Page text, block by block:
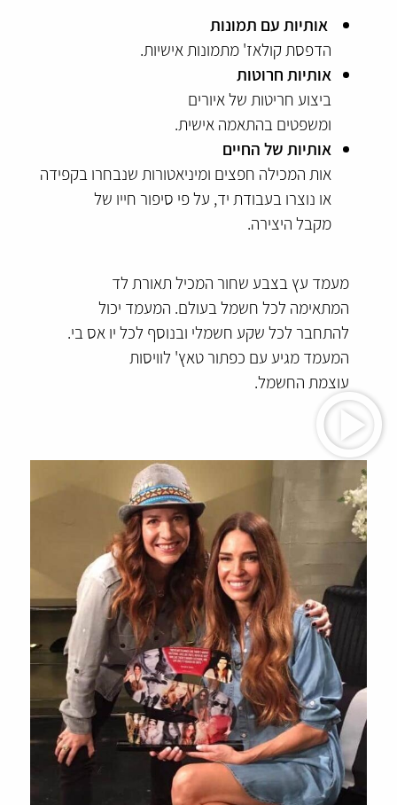
אותיות עם תמונות
הדפסת קולאז' מתמונות אישיות.
אותיות חרוטות
ביצוע חריטות של איורים
ומשפטים בהתאמה אישית.
אותיות של החיים
אות המכילה חפצים ומיניאטורות שנבחרו בקפידה
או נוצרו בעבודת יד, על פי סיפור חייו של
מקבל היצירה.
מעמד עץ בצבע שחור המכיל תאורת לד
המתאימה לכל חשמל בעולם. המעמד יכול
להתחבר לכל שקע חשמלי ובנוסף לכל יו אס בי.
המעמד מגיע עם כפתור טאץ' לוויסות
עוצמת החשמל.